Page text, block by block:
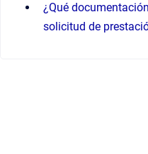
¿Qué
solicitud de